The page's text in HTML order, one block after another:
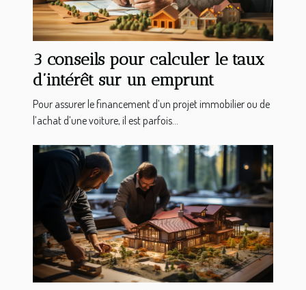
3 conseils pour calculer le taux
d’intérêt sur un emprunt
Pour assurer le financement d’un projet immobilier ou de
l’achat d’une voiture, il est parfois...